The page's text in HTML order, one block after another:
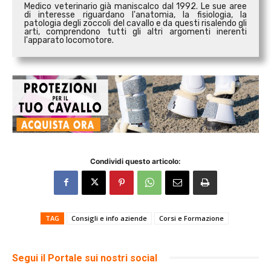
Medico veterinario già maniscalco dal 1992. Le sue aree
di interesse riguardano l'anatomia, la fisiologia, la
patologia degli zoccoli del cavallo e da questi risalendo gli
arti, comprendono tutti gli altri argomenti inerenti
l'apparato locomotore.
Condividi questo articolo:
TAG Consigli e info aziende Corsi e Formazione
Segui il Portale sui nostri social